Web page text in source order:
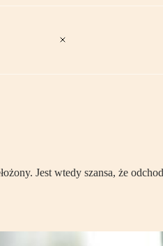
Jest wtedy szansa, że